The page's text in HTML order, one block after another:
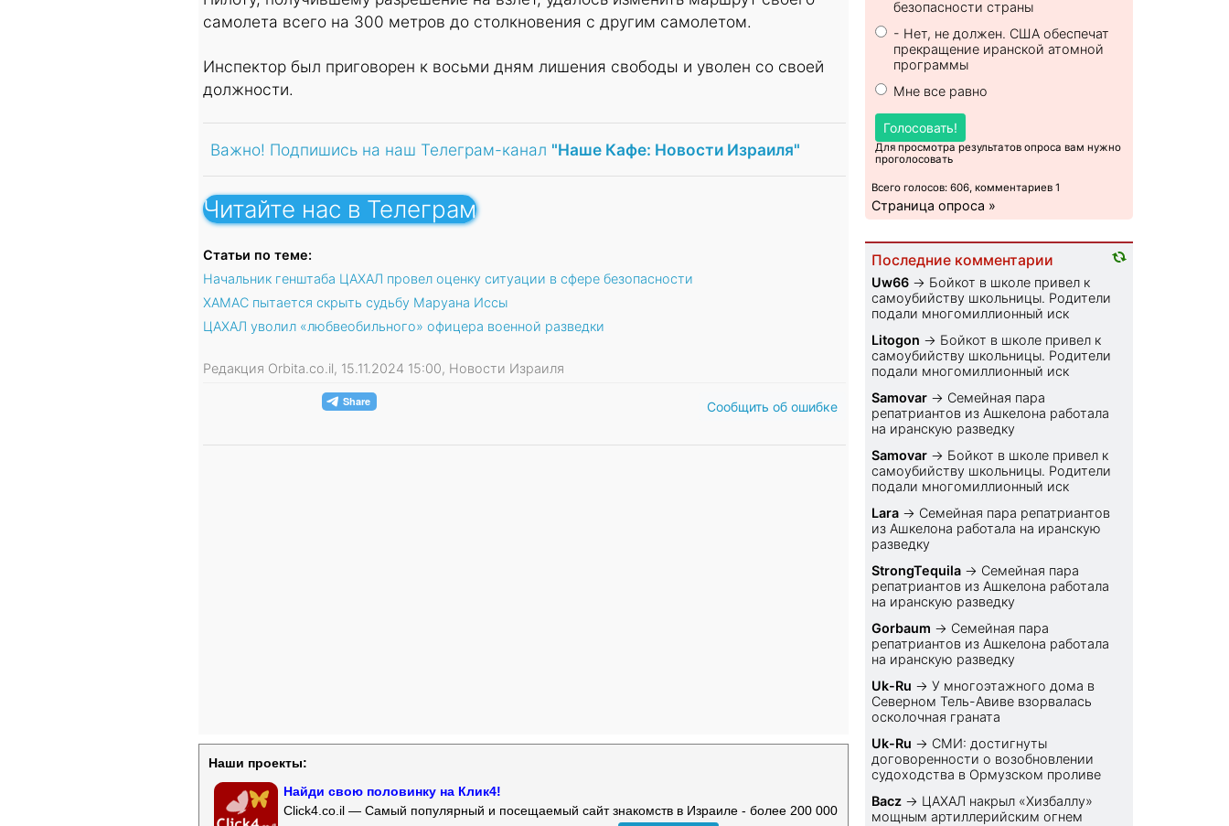
самолета всего на 300 метров до столкновения с другим самолетом.
Инспектор был приговорен к восьми дням лишения свободы и уволен со своей
должности.
Важно! Подпишись на наш Телеграм-канал "Наше Кафе: Новости Израиля"
Читайте нас в Телеграм
Статьи по теме:
Начальник генштаба ЦАХАЛ провел оценку ситуации в сфере безопасности
ХАМАС пытается скрыть судьбу Маруана Иссы
ЦАХАЛ уволил «любвеобильного» офицера военной разведки
Редакция Orbita.co.il, 15.11.2024 15:00, Новости Израиля
Сообщить об ошибке
Наши проекты:
Найди свою половинку на Клик4!
Click4.co.il — Самый популярный и посещаемый сайт знакомств в Израиле - более 200 000
безопасности страны
- Нет, не должен. США обеспечат
прекращение иранской атомной
программы
Мне все равно
Голосовать!
Для просмотра результатов опроса вам нужно
проголосовать
Всего голосов: 606, комментариев 1
Страница опроса »
Последние комментарии
Uw66 → Бойкот в школе привел к
самоубийству школьницы. Родители
подали многомиллионный иск
Litogon → Бойкот в школе привел к
самоубийству школьницы. Родители
подали многомиллионный иск
Samovar → Семейная пара
репатриантов из Ашкелона работала
на иранскую разведку
Samovar → Бойкот в школе привел к
самоубийству школьницы. Родители
подали многомиллионный иск
Lara → Семейная пара репатриантов
из Ашкелона работала на иранскую
разведку
StrongTequila → Семейная пара
репатриантов из Ашкелона работала
на иранскую разведку
Gorbaum → Семейная пара
репатриантов из Ашкелона работала
на иранскую разведку
Uk-Ru →У многоэтажного дома в
Северном Тель-Авиве взорвалась
осколочная граната
Uk-Ru → СМИ: достигнуты
договоренности о возобновлении
судоходства в Ормузском проливе
Bacz → ЦАХАЛ накрыл «Хизбаллу»
мощным артиллерийским огнем